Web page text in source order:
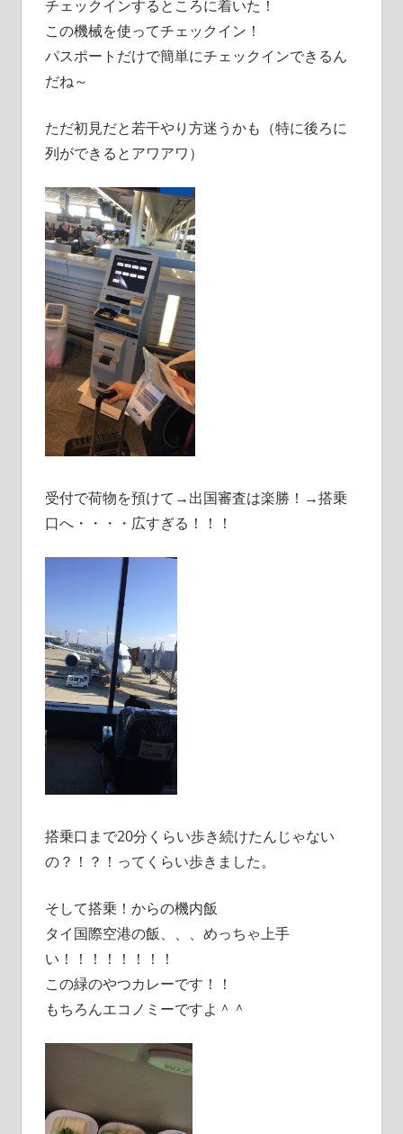
チェックインするところに着いた！
この機械を使ってチェックイン！
パスポートだけで簡単にチェックインできるん
だね～
ただ初見だと若干やり方迷うかも（特に後ろに
列ができるとアワアワ）
受付で荷物を預けて→出国審査は楽勝！→搭乗
口へ・・・・広すぎる！！！
搭乗口まで20分くらい歩き続けたんじゃない
の？！？！ってくらい歩きました。
そして搭乗！からの機内飯
タイ国際空港の飯、、、めっちゃ上手
い！！！！！！！！
この緑のやつカレーです！！
もちろんエコノミーですよ＾＾